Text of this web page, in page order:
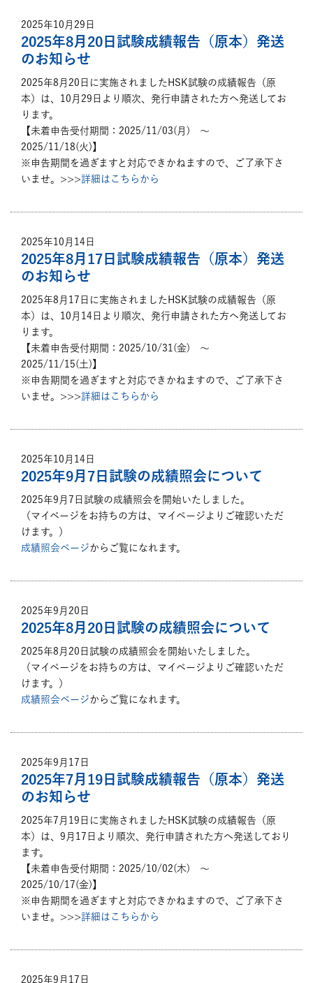
2025年10月29日
2025年8月20日試験成績報告（原本）発送
のお知らせ
2025年8月20日に実施されましたHSK試験の成績報告（原
本）は、10月29日より順次、発行申請された方へ発送してお
ります。
【未着申告受付期間：2025/11/03(月) ～
2025/11/18(火)】
※申告期間を過ぎますと対応できかねますので、ご了承下さ
いませ。>>>詳細はこちらから
2025年10月14日
2025年8月17日試験成績報告（原本）発送
のお知らせ
2025年8月17日に実施されましたHSK試験の成績報告（原
本）は、10月14日より順次、発行申請された方へ発送してお
ります。
【未着申告受付期間：2025/10/31(金) ～
2025/11/15(土)】
※申告期間を過ぎますと対応できかねますので、ご了承下さ
いませ。>>>詳細はこちらから
2025年10月14日
2025年9月7日試験の成績照会について
2025年9月7日試験の成績照会を開始いたしました。
（マイページをお持ちの方は、マイページよりご確認いただ
けます。）
成績照会ページからご覧になれます。
2025年9月20日
2025年8月20日試験の成績照会について
2025年8月20日試験の成績照会を開始いたしました。
（マイページをお持ちの方は、マイページよりご確認いただ
けます。）
成績照会ページからご覧になれます。
2025年9月17日
2025年7月19日試験成績報告（原本）発送
のお知らせ
2025年7月19日に実施されましたHSK試験の成績報告（原
本）は、9月17日より順次、発行申請された方へ発送しており
ます。
【未着申告受付期間：2025/10/02(木) ～
2025/10/17(金)】
※申告期間を過ぎますと対応できかねますので、ご了承下さ
いませ。>>>詳細はこちらから
2025年9月17日